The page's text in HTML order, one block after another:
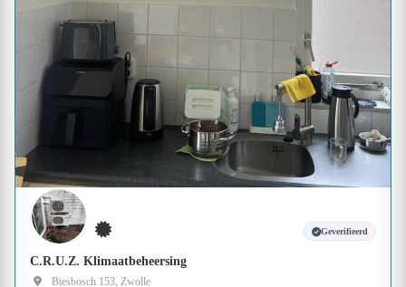
Geverifieerd
C.R.U.Z. Klimaatbeheersing
Biesbosch 153, Zwolle